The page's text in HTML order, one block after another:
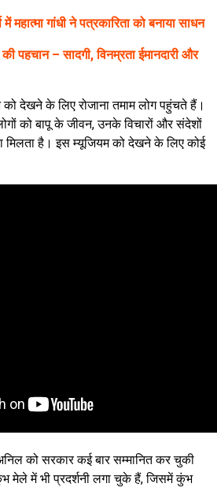
महात्मा गांधी ने पत्रकारिता को बनाया साधन
की पहचान – सादगी, विनम्रता ईमानदारी और
देखने के लिए रोजाना तमाम लोग पहुंचते हैं।
को बापू के जीवन, उनके विचारों और संदेशों
मिलता है। इस म्यूजियम को देखने के लिए कोई
को सरकार कई बार सम्मानित कर चुकी
मेले में भी प्रदर्शनी लगा चुके हैं, जिसमें कुंभ